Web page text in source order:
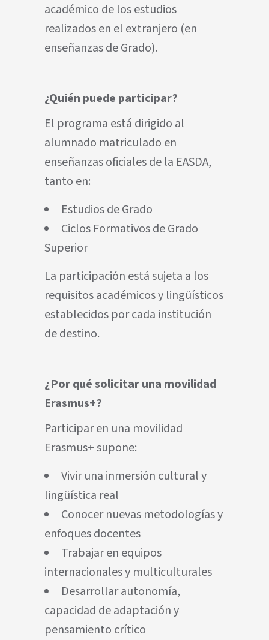
académico de los estudios
realizados en el extranjero (en
enseñanzas de Grado).
¿Quién puede participar?
El programa está dirigido al
alumnado matriculado en
enseñanzas oficiales de la EASDA,
tanto en:
Estudios de Grado
Ciclos Formativos de Grado
Superior
La participación está sujeta a los
requisitos académicos y lingüísticos
establecidos por cada institución
de destino.
¿Por qué solicitar una movilidad
Erasmus+?
Participar en una movilidad
Erasmus+ supone:
Vivir una inmersión cultural y
lingüística real
Conocer nuevas metodologías y
enfoques docentes
Trabajar en equipos
internacionales y multiculturales
Desarrollar autonomía,
capacidad de adaptación y
pensamiento crítico